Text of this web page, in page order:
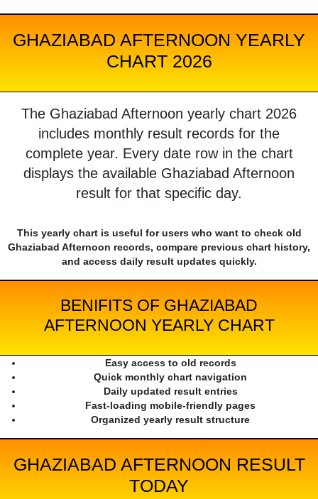
GHAZIABAD AFTERNOON YEARLY
CHART 2026
The Ghaziabad Afternoon yearly chart 2026
includes monthly result records for the
complete year. Every date row in the chart
displays the available Ghaziabad Afternoon
result for that specific day.
This yearly chart is useful for users who want to check old
Ghaziabad Afternoon records, compare previous chart history,
and access daily result updates quickly.
BENIFITS OF GHAZIABAD
AFTERNOON YEARLY CHART
Easy access to old records
Quick monthly chart navigation
Daily updated result entries
Fast-loading mobile-friendly pages
Organized yearly result structure
GHAZIABAD AFTERNOON RESULT
TODAY